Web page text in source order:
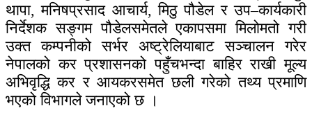
थापा, मनिषप्रसाद आचार्य, मिठु पौडेल र उप–कार्यकारी
निर्देशक सङ्गम पौडेलसमेतले एकापसमा मिलोमतो गरी
उक्त कम्पनीको सर्भर अष्ट्रेलियाबाट सञ्चालन गरेर
नेपालको कर प्रशासनको पहुँचभन्दा बाहिर राखी मूल्य
अभिवृद्धि कर र आयकरसमेत छली गरेको तथ्य प्रमाणि
भएको विभागले जनाएको छ ।